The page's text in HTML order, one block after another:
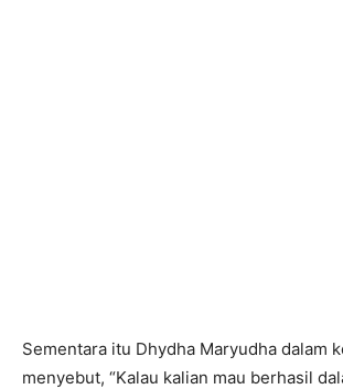
Sementara itu Dhydha Maryudha dalam
menyebut, “Kalau kalian mau berhasil